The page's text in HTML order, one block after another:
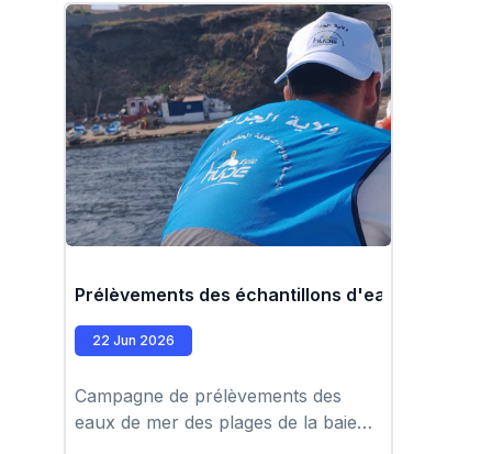
Prélèvements des échantillons d'eau de mer
22 Jun 2026
Campagne de prélèvements des
eaux de mer des plages de la baie